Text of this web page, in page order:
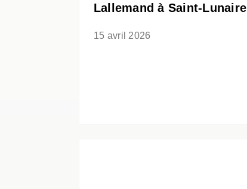
Lallemand à Saint-Lunaire
15 avril 2026